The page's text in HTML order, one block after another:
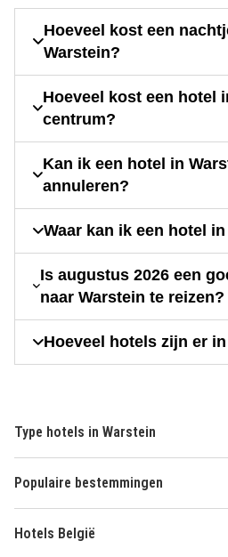
Hoeveel kost een
Warstein?
Hoeveel kost een hotel
centrum?
Kan ik een hotel in
annuleren?
Waar kan ik een hotel
Is augustus 2026 een
naar Warstein te reizen?
Hoeveel hotels zijn er
Type hotels in Warstein
Populaire bestemmingen
Hotels België